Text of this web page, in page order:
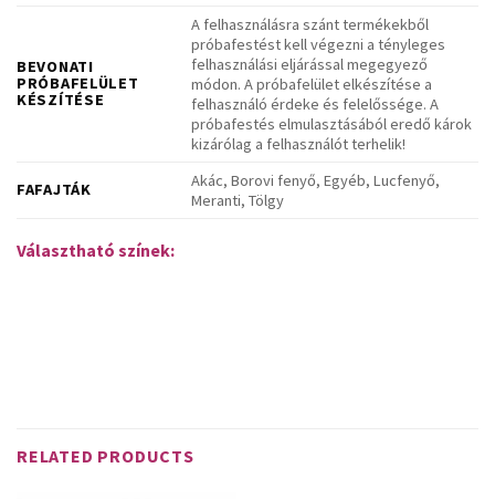
BEVONATI
PRÓBAFELÜLET
KÉSZÍTÉSE
A felhasználásra szánt termékekből
próbafestést kell végezni a tényleges
felhasználási eljárással megegyező
módon. A próbafelület elkészítése a
felhasználó érdeke és felelőssége. A
próbafestés elmulasztásából eredő károk
kizárólag a felhasználót terhelik!
FAFAJTÁK
Akác, Borovi fenyő, Egyéb, Lucfenyő,
Meranti, Tölgy
Választható színek:
RELATED PRODUCTS